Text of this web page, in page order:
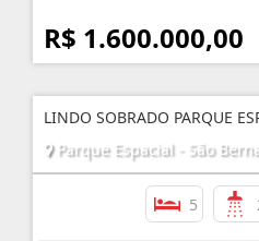
R$ 1.600.000,00
LINDO SOBRADO PARQUE
Parque Espacial - São
5